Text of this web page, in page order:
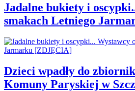
Jadalne bukiety i
smakach Letniego
Dzieci wpadły do
Komuny Paryskiej w